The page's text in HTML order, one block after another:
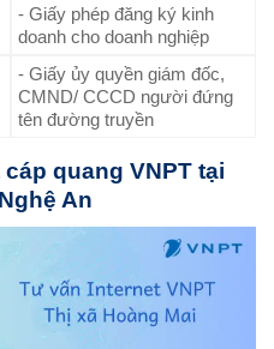
- Giấy phép đăng ký kinh
doanh cho doanh nghiệp
- Giấy ủy quyền giám đốc,
CMND/ CCCD người đứng
tên đường truyền
quang VNPT tại
An